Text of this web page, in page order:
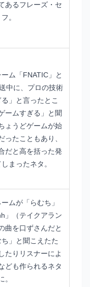
あるフレーズ・セ
。
ム「FNATIC」と
中に、プロの技術
」と言ったとこ
ームすぎる」と聞
ょうどゲームが始
ったこともあり、
だと高を括った発
まったネタ。
ムが「らむち」
」（テイクアラン
曲を口ずさんだと
」と聞こえたた
たりリスナーによ
ども作られるネタ
。